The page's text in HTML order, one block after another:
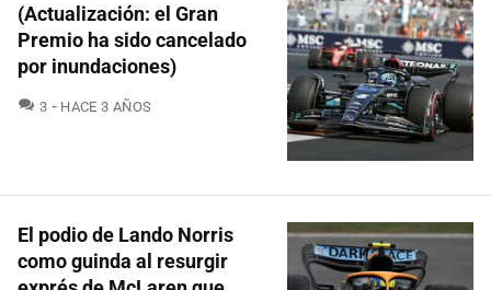
(Actualización: el Gran
Premio ha sido cancelado
por inundaciones)
3 COMENTARIOS
HACE 3 AÑOS
El podio de Lando Norris
como guinda al resurgir